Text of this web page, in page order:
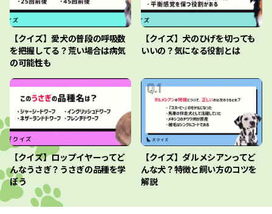
【クイズ】愛犬の普段の呼吸数
を把握してる？荒い場合は病気
の可能性も
【クイズ】犬のひげを切っても
いいの？気になる役割とは
【クイズ】ロップイヤーってど
んなうさぎ？うさぎの品種を学
ぼう
【クイズ】ダルメシアンってど
んな犬？特徴と飼い方のコツを
解説